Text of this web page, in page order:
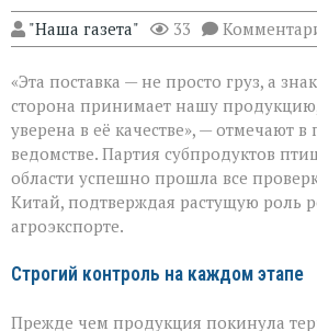
"Наша газета" 33
«Эта поставка — не просто груз, а
сторона принимает нашу
уверена в её качестве», — отмечают
ведомстве. Партия субпродуктов
области успешно прошла все
Китай, подтверждая растущую роль
агроэкспорте.
Строгий контроль на каждом этапе
Прежде чем продукция покинула